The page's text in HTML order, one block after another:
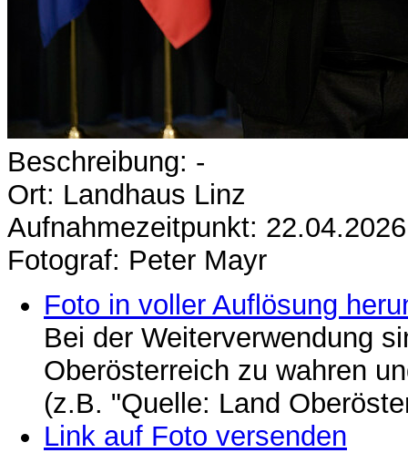
Beschreibung: -
Ort: Landhaus Linz
Aufnahmezeitpunkt: 22.04.2026
Fotograf: Peter Mayr
Foto in voller Auflösung
Bei der Weiterverwendung
Oberösterreich zu wahren
(z.B. "Quelle: Land
Link auf Foto versenden